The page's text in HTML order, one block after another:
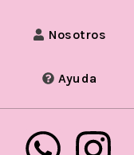
Nosotros
Ayuda